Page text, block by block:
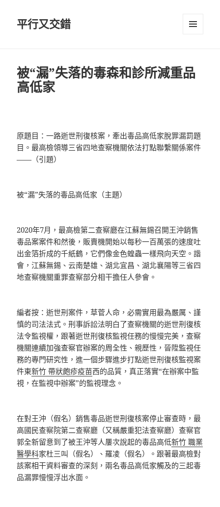
平行又交錯
被“漏”失落的毒森和診所減重品
高低家
原題目：一路逝世刑復核案，牽出毒品高低家脫罪漏罰題
目。最高檢領導三省四地查察機關依法打點聯繫關係案件
——（引題）
被“漏”失落的毒品高低家（主題）
2020年7月，最高檢第二查察廳在江蘇無錫召開王沖銷售
毒品案案件和然後，販賣機開始以每秒一百萬張的速度吐
出金箔折成的千紙鶴，它們像金色蝗蟲一樣飛向天空。諧
會，江蘇無錫、云南楚雄、湖北宜昌、湖北襄陽等三省四
地查察機關重罪查察部分相干擔任人參會。
編者按：逝世刑案件，草菅人命，必需實用最為嚴厲、謹
慎的司法法式。刑事訴訟法明白了查察機關的逝世刑復核
法令監視權，跟著逝世刑復核監視任務的慢慢完美，查察
機關連續加強查察官辦案的周全性、親歷性，晉陞監視任
務的專門研究性，進一個步驟進步打點逝世刑復核監視案
件東新竹 帶狀皰疹疫苗西的品質，真正落實“在辦案中監
視，在監視中辦案”的監視理念。
在對王沖（假名）銷售毒品逝世刑復核案停止審查時，最
高國民查察院第二查察廳（又稱嚴重犯法查察廳）查察官
郭全新留意到了被王沖等人屢次說起的毒品高低新竹 職業
醫學科家杜三叫（假名）、羅凌（假名）。跟著最高檢對
該案相干資料審查的深刻，兩名毒品高低家觸及的三起毒
品漏罪慢慢浮出水面。